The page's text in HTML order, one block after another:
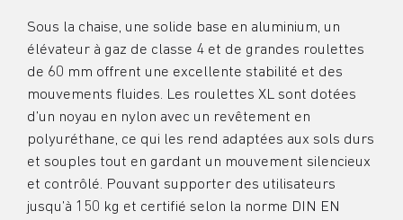
Sous la chaise, une solide base en aluminium, un
élévateur à gaz de classe 4 et de grandes roulettes
de 60 mm offrent une excellente stabilité et des
mouvements fluides. Les roulettes XL sont dotées
d’un noyau en nylon avec un revêtement en
polyuréthane, ce qui les rend adaptées aux sols durs
et souples tout en gardant un mouvement silencieux
et contrôlé. Pouvant supporter des utilisateurs
jusqu’à 150 kg et certifié selon la norme DIN EN